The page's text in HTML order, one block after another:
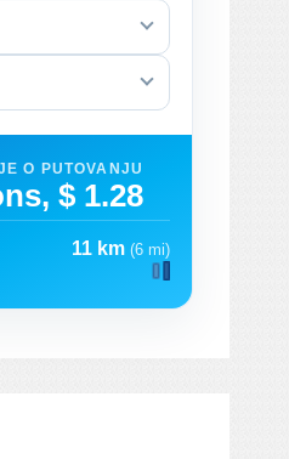
O PUTOVANJU
$ 1.28
11 km (6 mi)